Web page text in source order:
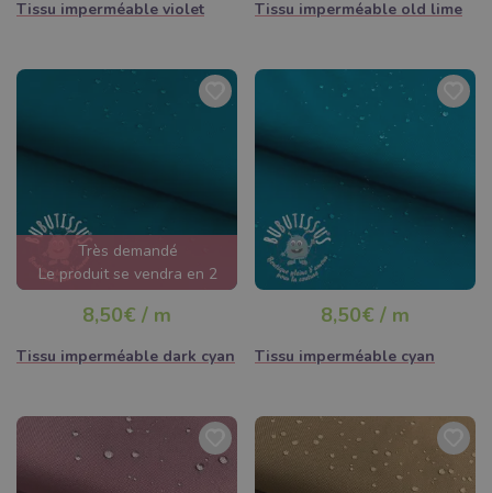
Tissu imperméable violet Tissu imperméable old lime
Très demandé
Le produit se vendra en 2
jours
8,50€ / m
Tissu imperméable dark cyan
8,50€ / m
Tissu imperméable cyan